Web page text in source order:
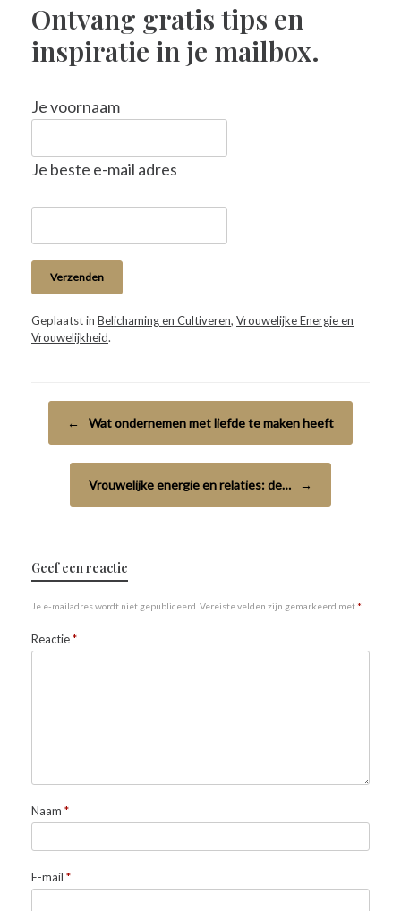
Ontvang gratis tips en
inspiratie in je mailbox.
Je voornaam
Je beste e-mail adres
Geplaatst in Belichaming en Cultiveren, Vrouwelijke Energie en
Vrouwelijkheid.
←
Wat ondernemen met liefde te maken heeft
Vrouwelijke energie en relaties: de… →
Geef een reactie
Je e-mailadres wordt niet gepubliceerd. Vereiste velden zijn gemarkeerd met *
Reactie*
Naam *
E-mail *